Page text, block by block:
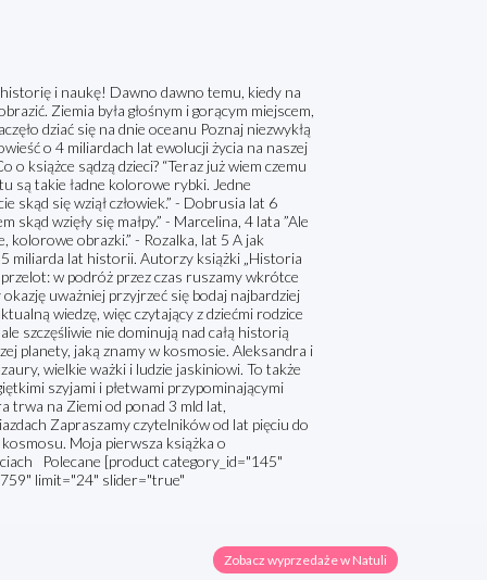
i naukę! Dawno dawno temu, kiedy na
Ziemia była głośnym i gorącym miejscem,
dziać się na dnie oceanu Poznaj niezwykłą
o 4 miliardach lat ewolucji życia na naszej
książce sądzą dzieci? “Teraz już wiem czemu
są takie ładne kolorowe rybki. Jedne
skąd się wziął człowiek.” - Dobrusia lat 6
skąd wzięły się małpy.” - Marcelina, 4 lata ”Ale
kolorowe obrazki.” - Rozalka, lat 5 A jak
miliarda lat historii. Autorzy książki „Historia
w podróż przez czas ruszamy wkrótce
uważniej przyjrzeć się bodaj najbardziej
wiedzę, więc czytający z dziećmi rodzice
szczęśliwie nie dominują nad całą historią
planety, jaką znamy w kosmosie. Aleksandra i
wielkie ważki i ludzie jaskiniowi. To także
szyjami i płetwami przypominającymi
trwa na Ziemi od ponad 3 mld lat,
Zapraszamy czytelników od lat pięciu do
Moja pierwsza książka o
Polecane [product category_id="145"
limit="24" slider="true"
Zobacz wyprzedaże w Natuli